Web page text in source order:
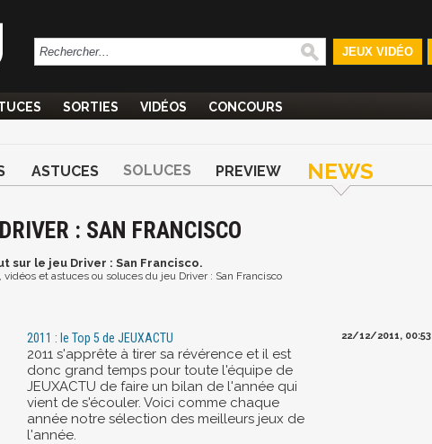
JEUX VIDÉO
SORTIES VIDÉOS CONCOURS
ASTUCES SOLUCES PREVIEW NEWS
: SAN FRANCISCO
sur le jeu Driver : San Francisco.
et astuces ou soluces du jeu Driver : San Francisco
2011 : le Top 5 de JEUXACTU
2011 s'apprête à tirer sa révérence et il est
donc grand temps pour toute l'équipe de
JEUXACTU de faire un bilan de l'année qui
vient de s'écouler. Voici comme chaque
année notre sélection des meilleurs jeux de
l'année.
22/12/2011, 00:53